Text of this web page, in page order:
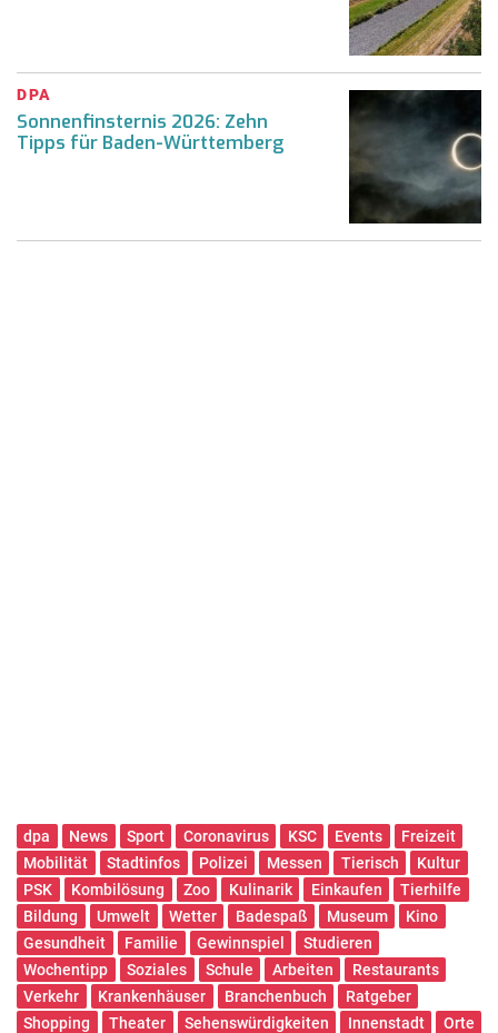
DPA
Sonnenfinsternis 2026: Zehn
Tipps für Baden-Württemberg
dpa News Sport Coronavirus KSC Events
Freizeit
Mobilität
Stadtinfos Polizei Messen Tierisch
Kultur
PSK
Kombilösung Zoo Kulinarik Einkaufen
Tierhilfe
Bildung
Umwelt Wetter Badespaß Museum
Kino
Gesundheit
Familie Gewinnspiel
Studieren
Wochentipp
Soziales Schule Arbeiten
Restaurants
Verkehr
Krankenhäuser Branchenbuch
Ratgeber
Shopping
Theater Sehenswürdigkeiten Innenstadt
Orte